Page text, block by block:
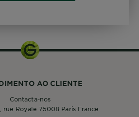
AO CLIENTE
Contacta-nos
rue Royale 75008 Paris France